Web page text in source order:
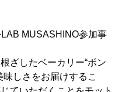
MUSASHINO参加事
ざしたベーカリー“ボン
しさをお届けするこ